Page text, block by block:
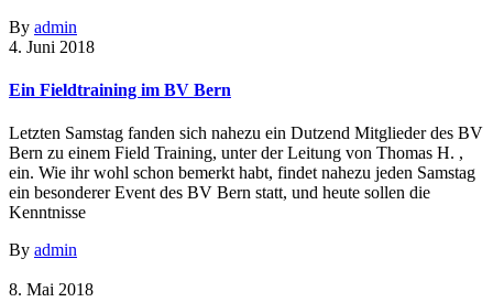
By admin
4. Juni 2018
Ein Fieldtraining im BV Bern
Letzten Samstag fanden sich nahezu ein Dutzend Mitglieder des BV
Bern zu einem Field Training, unter der Leitung von Thomas H. ,
ein. Wie ihr wohl schon bemerkt habt, findet nahezu jeden Samstag
ein besonderer Event des BV Bern statt, und heute sollen die
Kenntnisse
By admin
8. Mai 2018